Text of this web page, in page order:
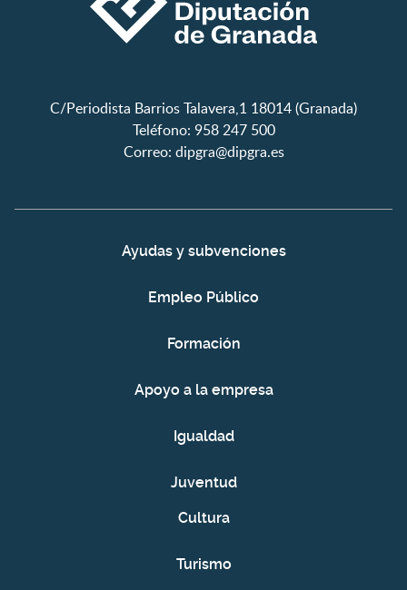
C/Periodista Barrios Talavera,1 18014 (Granada)
Teléfono: 958 247 500
Correo: dipgra@dipgra.es
Ayudas y subvenciones
Empleo Público
Formación
Apoyo a la empresa
Igualdad
Juventud
Cultura
Turismo